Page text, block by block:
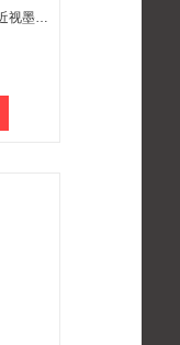
粽享618百货.蕉下波士顿框折叠近视墨镜FD011（ABP3036）茶色镜架+茶色镜片偏远地区(含新疆、西藏、内蒙古、甘肃、青海、宁夏、海南)不发货